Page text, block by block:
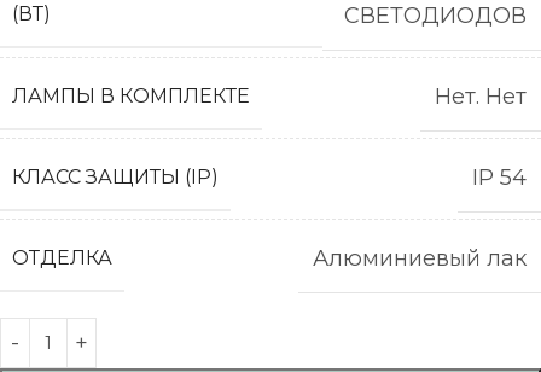
(ВТ)
СВЕТОДИОДОВ
ЛАМПЫ В КОМПЛЕКТЕ Нет. Нет
КЛАСС ЗАЩИТЫ (IP) IP 54
ОТДЕЛКА Алюминиевый лак